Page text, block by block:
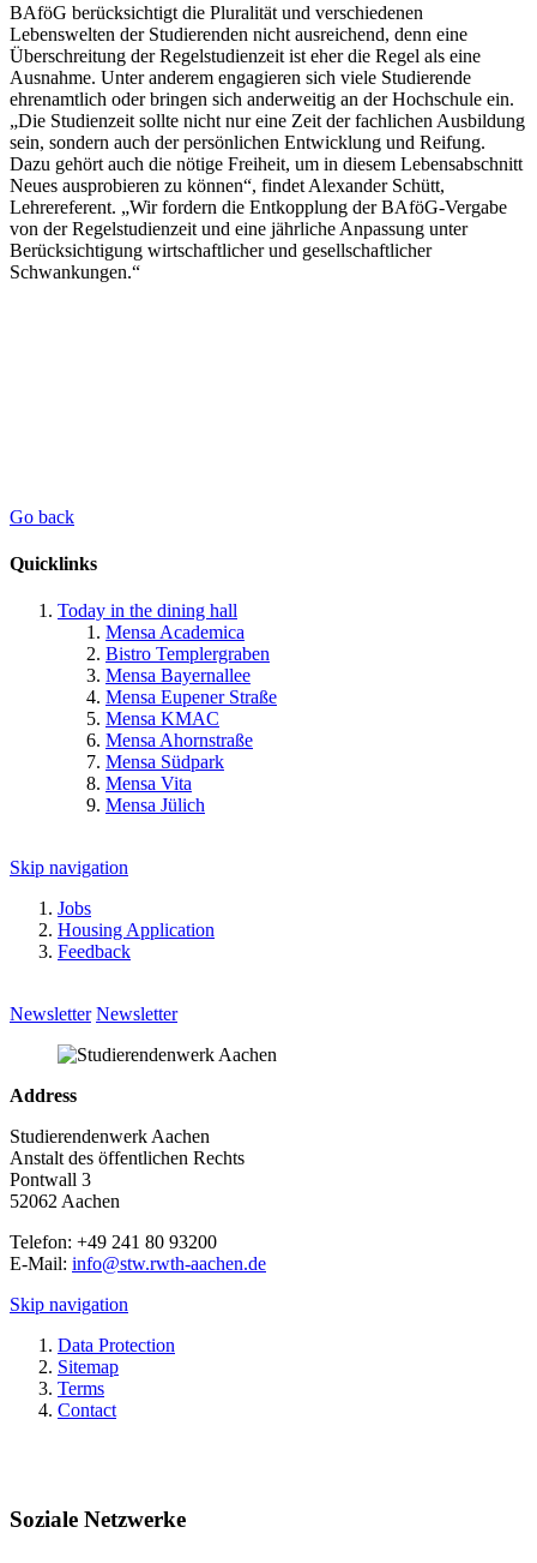
BAföG berücksichtigt die Pluralität und verschiedenen
Lebenswelten der Studierenden nicht ausreichend, denn eine
Überschreitung der Regelstudienzeit ist eher die Regel als eine
Ausnahme. Unter anderem engagieren sich viele Studierende
ehrenamtlich oder bringen sich anderweitig an der Hochschule ein.
„Die Studienzeit sollte nicht nur eine Zeit der fachlichen Ausbildung
sein, sondern auch der persönlichen Entwicklung und Reifung.
Dazu gehört auch die nötige Freiheit, um in diesem Lebensabschnitt
Neues ausprobieren zu können“, findet Alexander Schütt,
Lehrereferent. „Wir fordern die Entkopplung der BAföG-Vergabe
von der Regelstudienzeit und eine jährliche Anpassung unter
Berücksichtigung wirtschaftlicher und gesellschaftlicher
Schwankungen.“
Go back
Quicklinks
Today in the dining hall
Mensa Academica
Bistro Templergraben
Mensa Bayernallee
Mensa Eupener Straße
Mensa KMAC
Mensa Ahornstraße
Mensa Südpark
Mensa Vita
Mensa Jülich
Skip navigation
Jobs
Housing Application
Feedback
Newsletter Newsletter
Address
Studierendenwerk Aachen
Anstalt des öffentlichen Rechts
Pontwall 3
52062 Aachen
Telefon: +49 241 80 93200
E-Mail: info@stw.rwth-aachen.de
Skip navigation
Data Protection
Sitemap
Terms
Contact
Soziale Netzwerke